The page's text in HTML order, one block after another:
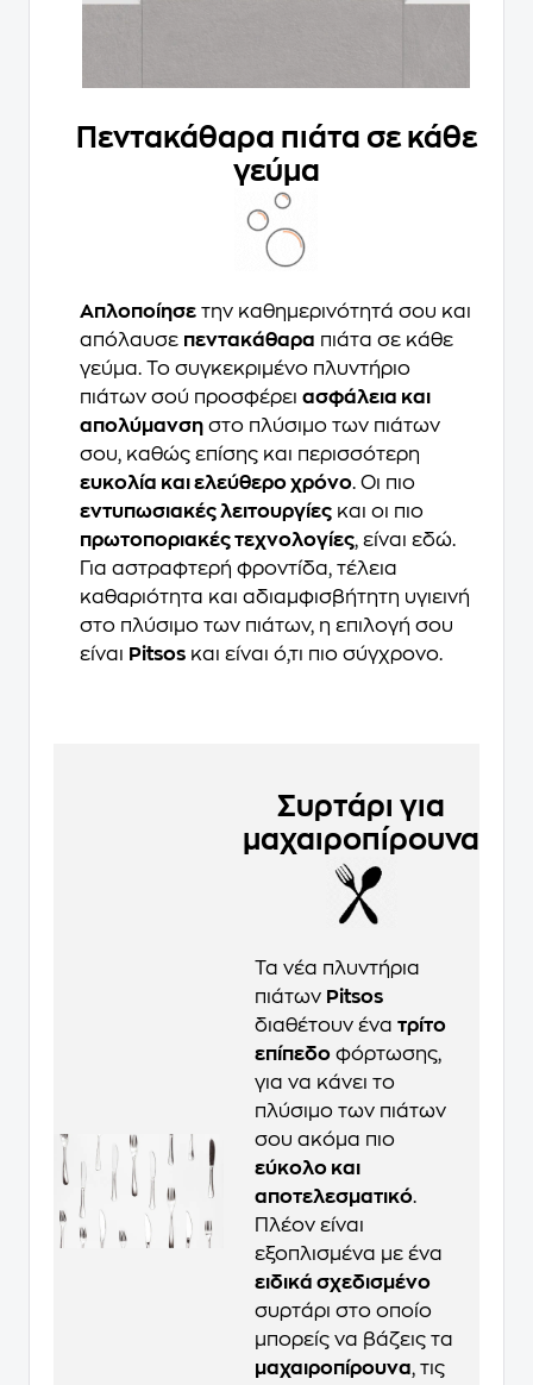
Πεντακάθαρα πιάτα σε κάθε
γεύμα
Απλοποίησε την καθημερινότητά σου και
απόλαυσε πεντακάθαρα πιάτα σε κάθε
γεύμα. Το συγκεκριμένο πλυντήριο
πιάτων σού προσφέρει ασφάλεια και
απολύμανση στο πλύσιμο των πιάτων
σου, καθώς επίσης και περισσότερη
ευκολία και ελεύθερο χρόνο. Οι πιο
εντυπωσιακές λειτουργίες και οι πιο
πρωτοποριακές τεχνολογίες, είναι εδώ.
Για αστραφτερή φροντίδα, τέλεια
καθαριότητα και αδιαμφισβήτητη υγιεινή
στο πλύσιμο των πιάτων, η επιλογή σου
είναι Pitsos και είναι ό,τι πιο σύγχρονο.
Συρτάρι για
μαχαιροπίρουνα
Τα νέα πλυντήρια
πιάτων Pitsos
διαθέτουν ένα τρίτο
επίπεδο φόρτωσης,
για να κάνει το
πλύσιμο των πιάτων
σου ακόμα πιο
εύκολο και
αποτελεσματικό.
Πλέον είναι
εξοπλισμένα με ένα
ειδικά σχεδισμένο
συρτάρι στο οποίο
μπορείς να βάζεις τα
μαχαιροπίρουνα, τις